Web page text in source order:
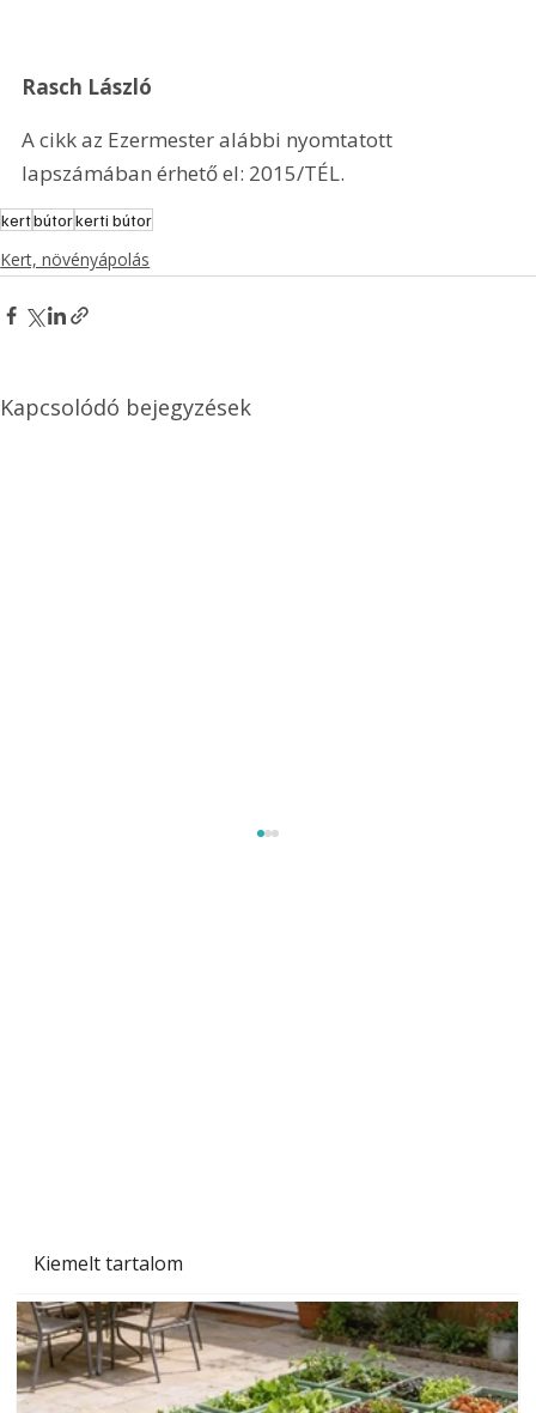
Kiemelt tartalom
Rasch László
A cikk az Ezermester alábbi nyomtatott
lapszámában érhető el: 2015/TÉL.
kertbútorkerti bútor
Kert, növényápolás
Kapcsolódó bejegyzések